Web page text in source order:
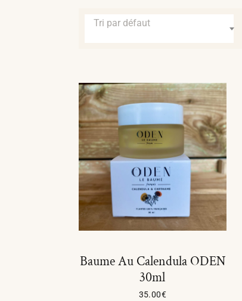
Tri par défaut
Baume Au Calendula ODEN
30ml
35.00€